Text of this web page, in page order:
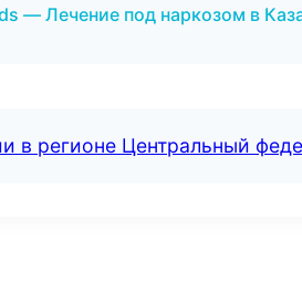
— Лечение под наркозом в
в регионе Центральный